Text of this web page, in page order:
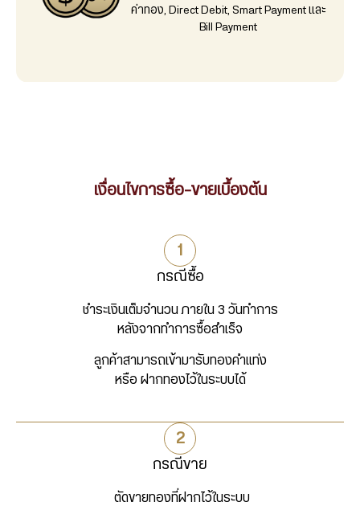
ค่าทอง, Direct Debit, Smart Payment และ
Bill Payment
เงื่อนไขการซื้อ-ขายเบื้องต้น
กรณีซื้อ
ชำระเงินเต็มจำนวน ภายใน 3 วันทำการ
หลังจากทำการซื้อสำเร็จ
ลูกค้าสามารถเข้ามารับทองคำแท่ง
หรือ ฝากทองไว้ในระบบได้
กรณีขาย
ตัดขายทองที่ฝากไว้ในระบบ